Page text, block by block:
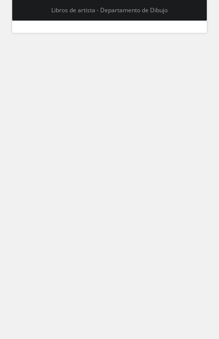
Libros de artista - Departamento de Dibujo